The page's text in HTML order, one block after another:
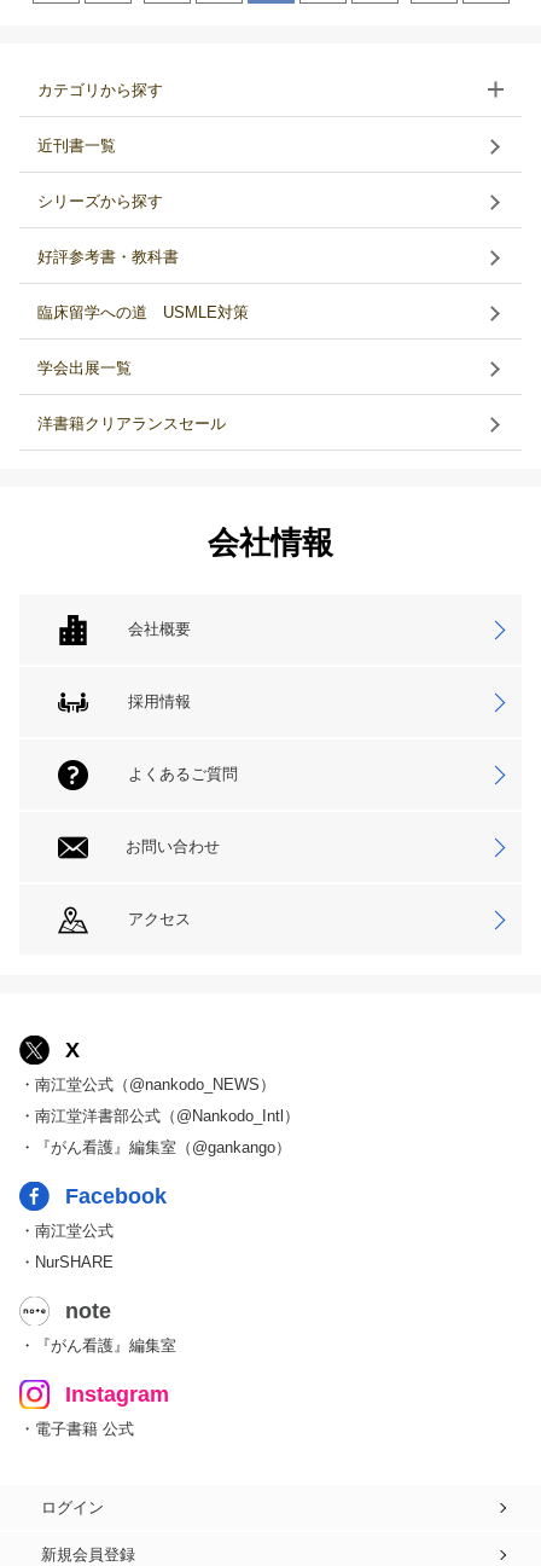
カテゴリから探す
近刊書一覧
シリーズから探す
好評参考書・教科書
臨床留学への道 USMLE対策
学会出展一覧
洋書籍クリアランスセール
会社情報
会社概要
採用情報
よくあるご質問
お問い合わせ
アクセス
X
・南江堂公式（@nankodo_NEWS）
・南江堂洋書部公式（@Nankodo_Intl）
・『がん看護』編集室（@gankango）
Facebook
・南江堂公式
・NurSHARE
note
・『がん看護』編集室
Instagram
・電子書籍 公式
ログイン
新規会員登録